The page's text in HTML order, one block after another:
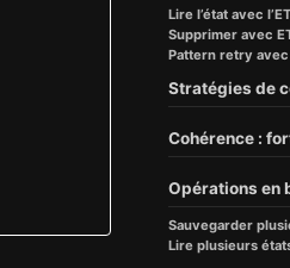
Lire l’état avec
Supprimer avec
Pattern retry
Stratégies de
Cohérence :
Opérations en
Sauvegarder
Lire plusieurs